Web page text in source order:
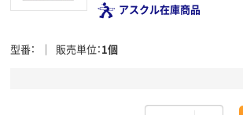
アスクル在庫商品
型番 販売単位 1個